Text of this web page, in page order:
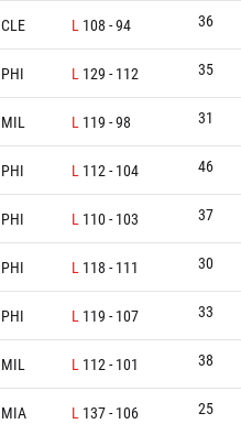
CLE L 108 -94 36
PHI L 129 - 112 35
MIL L 119 -98 31
PHI L 112 - 104 46
PHI L 110- 103 37
PHI L 118 - 111 30
PHI L 119 - 107 33
MIL L 112 - 101 38
MIA L 137- 106 25